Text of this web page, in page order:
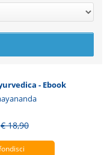
- Ebook
€ 18,90